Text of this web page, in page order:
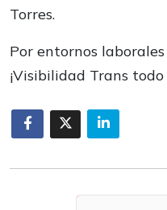
Torres.
Por entornos
¡Visibilidad Trans